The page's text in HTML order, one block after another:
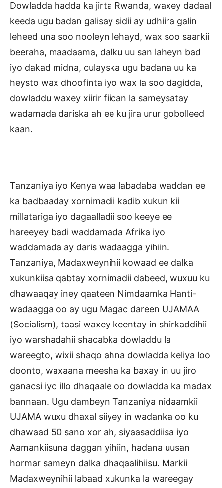
Dowladda hadda ka jirta Rwanda, waxey dadaal
keeda ugu badan galisay sidii ay udhiira galin
leheed una soo nooleyn lehayd, wax soo saarkii
beeraha, maadaama, dalku uu san laheyn bad
iyo dakad midna, culayska ugu badana uu ka
heysto wax dhoofinta iyo wax la soo dagidda,
dowladdu waxey xiirir fiican la sameysatay
wadamada dariska ah ee ku jira urur gobolleed
kaan.
Tanzaniya iyo Kenya waa labadaba waddan ee
ka badbaaday xornimadii kadib xukun kii
millatariga iyo dagaalladii soo keeye ee
hareeyey badi waddamada Afrika iyo
waddamada ay daris wadaagga yihiin.
Tanzaniya, Madaxweynihii kowaad ee dalka
xukunkiisa qabtay xornimadii dabeed, wuxuu ku
dhawaaqay iney qaateen Nimdaamka Hanti-
wadaagga oo ay ugu Magac dareen UJAMAA
(Socialism), taasi waxey keentay in shirkaddihii
iyo warshadahii shacabka dowladdu la
wareegto, wixii shaqo ahna dowladda keliya loo
doonto, waxaana meesha ka baxay in uu jiro
ganacsi iyo illo dhaqaale oo dowladda ka madax
bannaan. Ugu dambeyn Tanzaniya nidaamkii
UJAMA wuxu dhaxal siiyey in wadanka oo ku
dhawaad 50 sano xor ah, siyaasaddiisa iyo
Aamankiisuna daggan yihiin, hadana uusan
hormar sameyn dalka dhaqaalihiisu. Markii
Madaxweynihii labaad xukunka la wareegay